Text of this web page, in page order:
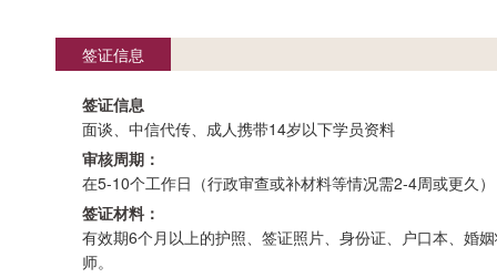
签证信息
签证信息
面谈、中信代传、成人携带14岁以下学员资料
审核周期：
在5-10个工作日（行政审查或补材料等情况需2-4周或更久）
签证材料：
有效期6个月以上的护照、签证照片、身份证、户口本、婚
师。